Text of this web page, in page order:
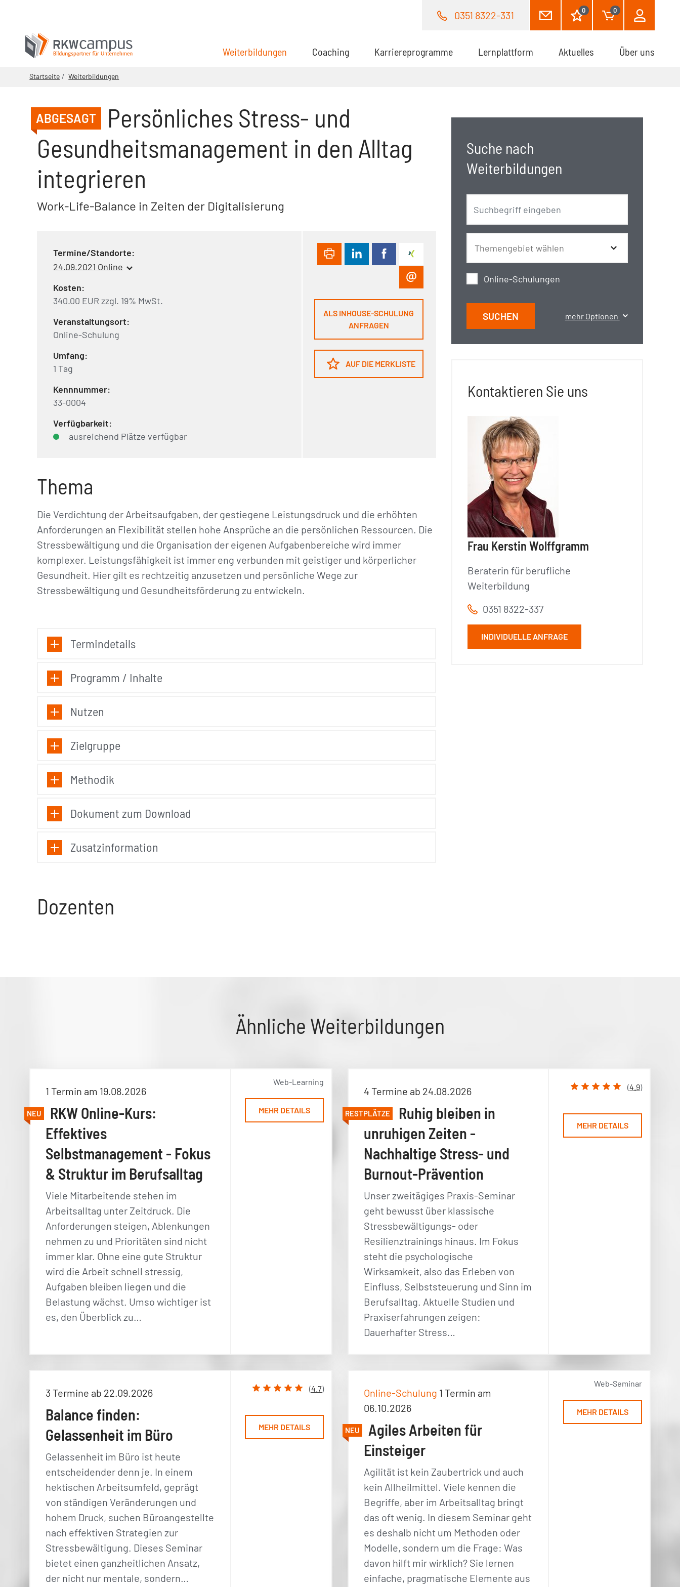
0351 8322-331 0 0
Weiterbildungen (aktuell)Coaching Karriereprogramme Lernplattform Aktuelles Über uns
Startseite Weiterbildungen
ABGESAGT
Persönliches Stress- und
Gesundheitsmanagement in den Alltag
integrieren
Work-Life-Balance in Zeiten der Digitalisierung
Termine/Standorte:
24.09.2021 Online
Kosten:
340.00 EUR zzgl. 19% MwSt.
Veranstaltungsort:
Online-Schulung
Umfang:
1 Tag
Kennnummer:
33-0004
Verfügbarkeit:
ausreichend Plätze verfügbar
ALS INHOUSE-SCHULUNG
ANFRAGEN
AUF DIE MERKLISTE
Thema
Die Verdichtung der Arbeitsaufgaben, der gestiegene Leistungsdruck und die erhöhten
Anforderungen an Flexibilität stellen hohe Ansprüche an die persönlichen Ressourcen. Die
Stressbewältigung und die Organisation der eigenen Aufgabenbereiche wird immer
komplexer. Leistungsfähigkeit ist immer eng verbunden mit geistiger und körperlicher
Gesundheit. Hier gilt es rechtzeitig anzusetzen und persönliche Wege zur
Stressbewältigung und Gesundheitsförderung zu entwickeln.
Termindetails
Programm / Inhalte
Nutzen
Zielgruppe
Methodik
Dokument zum Download
Zusatzinformation
Dozenten
Suche nach
Weiterbildungen
Online-Schulungen
SUCHEN mehr Optionen
Kontaktieren Sie uns
Frau Kerstin Wolffgramm
Beraterin für berufliche
Weiterbildung
0351 8322-337
INDIVIDUELLE ANFRAGE
Ähnliche Weiterbildungen
1 Termin am 19.08.2026
NEU
RKW Online-Kurs:
Effektives
Selbstmanagement - Fokus
& Struktur im Berufsalltag
Viele Mitarbeitende stehen im
Arbeitsalltag unter Zeitdruck. Die
Anforderungen steigen, Ablenkungen
nehmen zu und Prioritäten sind nicht
immer klar. Ohne eine gute Struktur
wird die Arbeit schnell stressig,
Aufgaben bleiben liegen und die
Belastung wächst. Umso wichtiger ist
es, den Überblick zu…
Web-Learning
MEHR DETAILS
4 Termine ab 24.08.2026
RESTPLÄTZE
Ruhig bleiben in
unruhigen Zeiten -
Nachhaltige Stress- und
Burnout-Prävention
Unser zweitägiges Praxis-Seminar
geht bewusst über klassische
Stressbewältigungs- oder
Resilienztrainings hinaus. Im Fokus
steht die psychologische
Wirksamkeit, also das Erleben von
Einfluss, Selbststeuerung und Sinn im
Berufsalltag. Aktuelle Studien und
Praxiserfahrungen zeigen:
Dauerhafter Stress…
(4.9)
MEHR DETAILS
3 Termine ab 22.09.2026
Balance finden:
Gelassenheit im Büro
Gelassenheit im Büro ist heute
entscheidender denn je. In einem
hektischen Arbeitsumfeld, geprägt
von ständigen Veränderungen und
hohem Druck, suchen Büroangestellte
nach effektiven Strategien zur
Stressbewältigung. Dieses Seminar
bietet einen ganzheitlichen Ansatz,
der nicht nur mentale, sondern…
(4.7)
MEHR DETAILS
Online-Schulung 1 Termin am
06.10.2026
NEU
Agiles Arbeiten für
Einsteiger
Agilität ist kein Zaubertrick und auch
kein Allheilmittel. Viele kennen die
Begriffe, aber im Arbeitsalltag bringt
das oft wenig. In diesem Seminar geht
es deshalb nicht um Methoden oder
Modelle, sondern um die Frage: Was
davon hilft mir wirklich? Sie lernen
einfache, pragmatische Elemente aus
Web-Seminar
MEHR DETAILS